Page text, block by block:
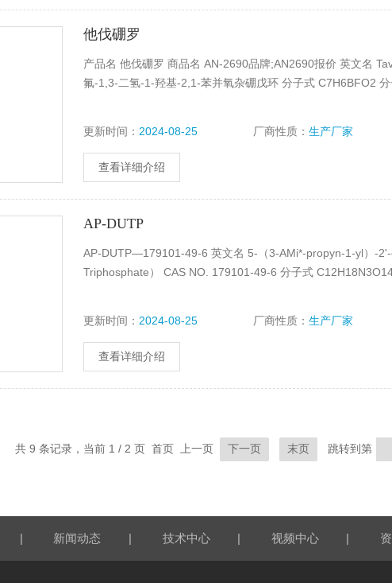
他伐硼罗
产品名 他伐硼罗 商品名 AN-2690品牌;AN2690报价 英文名
氟-1,3-二氢-1-羟基-2,1-苯并氧杂硼戊环 分子式 C7H6BFO2
更新时间： 2024-08-25 厂商性质：生产厂家
查看详细介绍
AP-DUTP
AP-DUTP—179101-49-6 英文名 5-（3-AMi*-propyn-1-yl）-
Triphosphate） CAS NO. 179101-49-6 分子式
更新时间： 2024-08-25 厂商性质：生产厂家
查看详细介绍
共 9 条记录，当前 1 / 2 页 首页 上一页 下一页 末页 跳转到第
| 新闻动态 | 技术中心 | 视频中心 |